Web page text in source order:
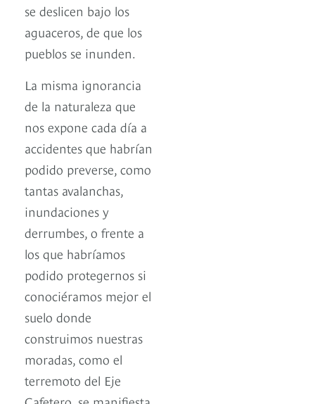
se deslicen bajo los
aguaceros, de que los
pueblos se inunden.
La misma ignorancia
de la naturaleza que
nos expone cada día a
accidentes que habrían
podido preverse, como
tantas avalanchas,
inundaciones y
derrumbes, o frente a
los que habríamos
podido protegernos si
conociéramos mejor el
suelo donde
construimos nuestras
moradas, como el
terremoto del Eje